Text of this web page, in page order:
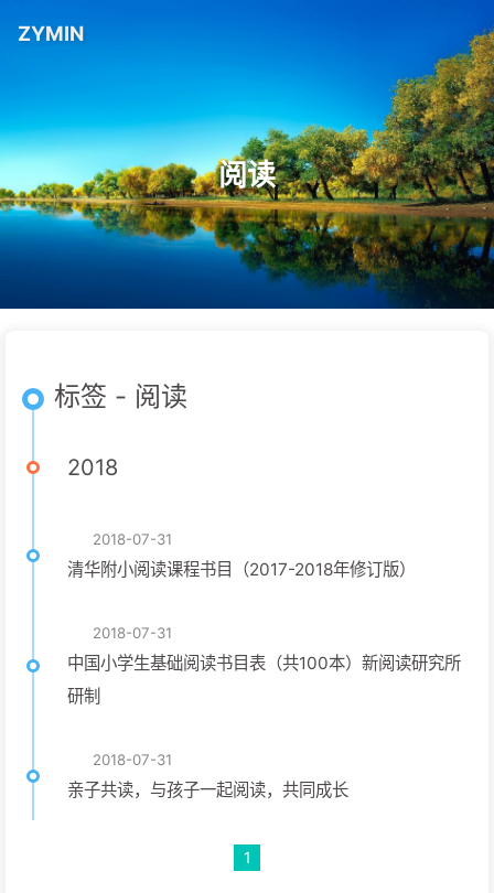
ZYMIN
阅读
标签 - 阅读
2018
2018-07-31
清华附小阅读课程书目（2017-2018年修订版）
2018-07-31
中国小学生基础阅读书目表（共100本）新阅读研究所
研制
2018-07-31
亲子共读，与孩子一起阅读，共同成长
1